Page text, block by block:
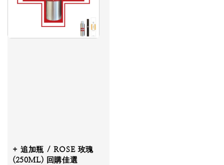
+ 追加瓶 / ROSE 玫瑰
(250ML) 回購佳選